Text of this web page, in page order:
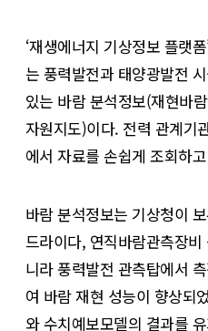
‘재생에너지 기상정보 플랫
는 풍력발전과 태양광발전
있는 바람 분석정보(재현바
자원지도)이다. 전력 관계기
에서 자료를 손쉽게 조회하
바람 분석정보는 기상청이
드라이다, 연직바람관측장
니라 풍력발전 관측탑에서
여 바람 재현 성능이 향상되
와 수치예보모델의 결과를